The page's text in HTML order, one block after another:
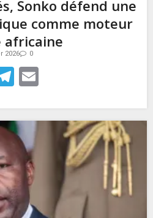
Sonko défend une
comme moteur
africaine
2026 0
Telegram